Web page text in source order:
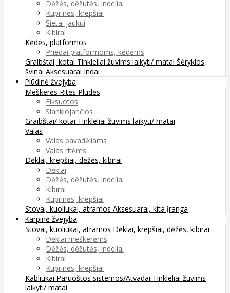
Dėžės, dėžutės, indeliai
Kuprinės, krepšiai
Sietai jaukui
Kibirai
Kėdės, platformos
Priedai platformoms, kėdėms
Graibštai, kotai Tinkleliai žuvims laikyti/ matai Šėryklos,
švinai Aksesuarai Indai
Plūdinė žvejyba
Meškerės Ritės Plūdės
Fiksuotos
Slankiojančios
Graibštai/ kotai Tinkleliai žuvims laikyti/ matai
Valas
Valas pavadėliams
Valas ritėms
Dėklai, krepšiai, dėžės, kibirai
Dėklai
Dėžės, dėžutės, indeliai
Kibirai
Kuprinės, krepšiai
Stovai, kuoliukai, atramos Aksesuarai, kita įranga
Karpinė žvejyba
Stovai, kuoliukai, atramos Dėklai, krepšiai, dėžės, kibirai
Dėklai meškerėms
Dėžės, dėžutės, indeliai
Kibirai
Kuprinės, krepšiai
Kabliukai Paruoštos sistemos/Atvadai Tinkleliai žuvims
laikyti/ matai